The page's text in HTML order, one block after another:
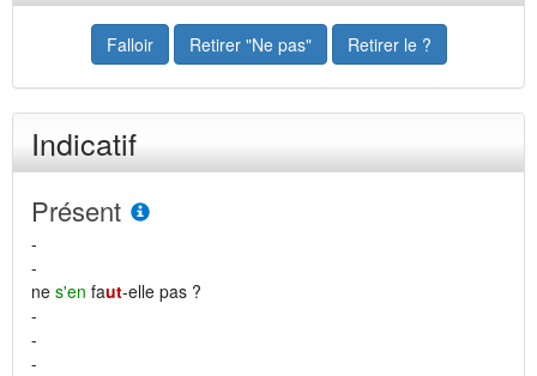
Falloir Retirer "Ne pas" Retirer le ?
Indicatif
Présent
-
-
ne s'en faut-elle pas ?
-
-
-